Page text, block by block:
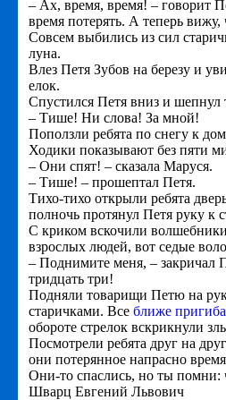
– Ах, время, время! – говорит
время потерять. А теперь
Совсем выбились из сил
луна.
Влез Петя Зубов на березу и
елок.
Спустился Петя вниз и шепнул
– Тише! Ни слова! За мной!
Поползли ребята по снегу к
Ходики показывают без пяти
– Они спят! – сказала Маруся.
– Тише! – прошептал Петя.
Тихо-тихо открыли ребята
полночь протянул Петя руку к
С криком вскочили
взрослых людей, вот седые
– Поднимите меня, – закричал
тридцать три!
Подняли товарищи Петю на
старичками. Все ближе
обороте стрелок вскрикнули
Посмотрели ребята друг на
они потерянное напрасно
Они-то спаслись, но ты помни:
Шварц Евгений Львович